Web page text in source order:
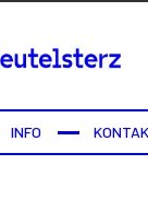
INFO